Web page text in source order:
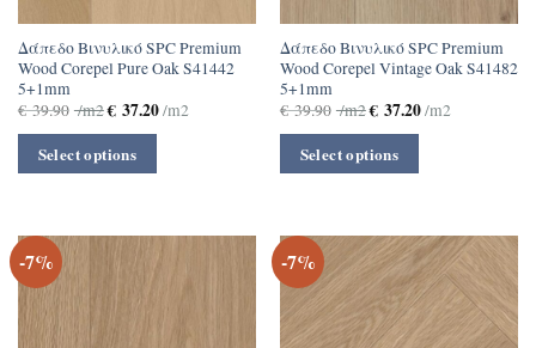
Δάπεδο Βινυλικό SPC Premium
Wood Corepel Pure Oak S41442
5+1mm
€39.90 /m2€37.20/m2
Select options
Δάπεδο Βινυλικό SPC Premium
Wood Corepel Vintage Oak S41482
5+1mm
€39.90 /m2€37.20/m2
Select options
-7% -7%